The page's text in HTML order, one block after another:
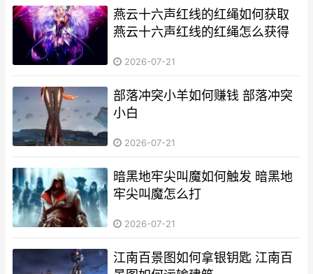
燕云十六声红线的红绳如何获取
燕云十六声红线的红绳怎么获得
2026-07-21
部落冲突小羊如何赚钱 部落冲突
小白
2026-07-21
暗黑地牢尖叫魔如何触发 暗黑地
牢尖叫魔怎么打
2026-07-21
江南百景图如何拿银钥匙 江南百